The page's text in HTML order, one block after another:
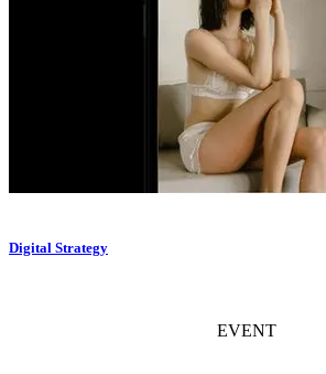
Digital Strategy
EVENT